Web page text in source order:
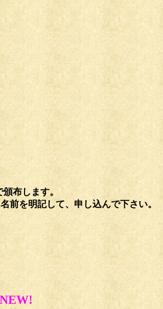
布します。
前を明記して、申し込んで下さい。
NEW!